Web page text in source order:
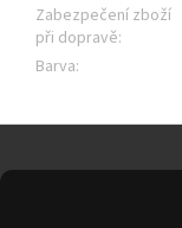
Zabezpečení zboží
při dopravě:
Barva:
p